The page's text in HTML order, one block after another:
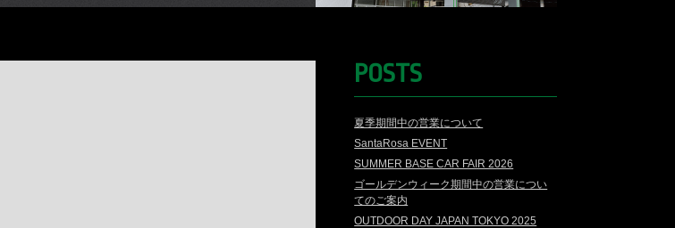
POSTS
夏季期間中の営業について
SantaRosa EVENT
SUMMER BASE CAR FAIR 2026
ゴールデンウィーク期間中の営業につい
てのご案内
OUTDOOR DAY JAPAN TOKYO 2025